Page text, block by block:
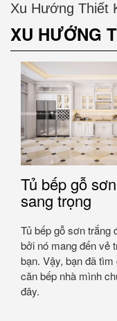
Xu Hướng Thiết
XU HƯỚNG
Tủ bếp gỗ
sang trọng
Tủ bếp gỗ sơn trắng
bởi nó mang đến vẻ
bạn. Vậy, bạn đã
căn bếp nhà mình
đây.